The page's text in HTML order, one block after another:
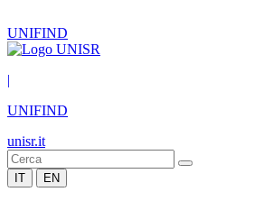
UNIFIND
|
UNIFIND
unisr.it
IT EN